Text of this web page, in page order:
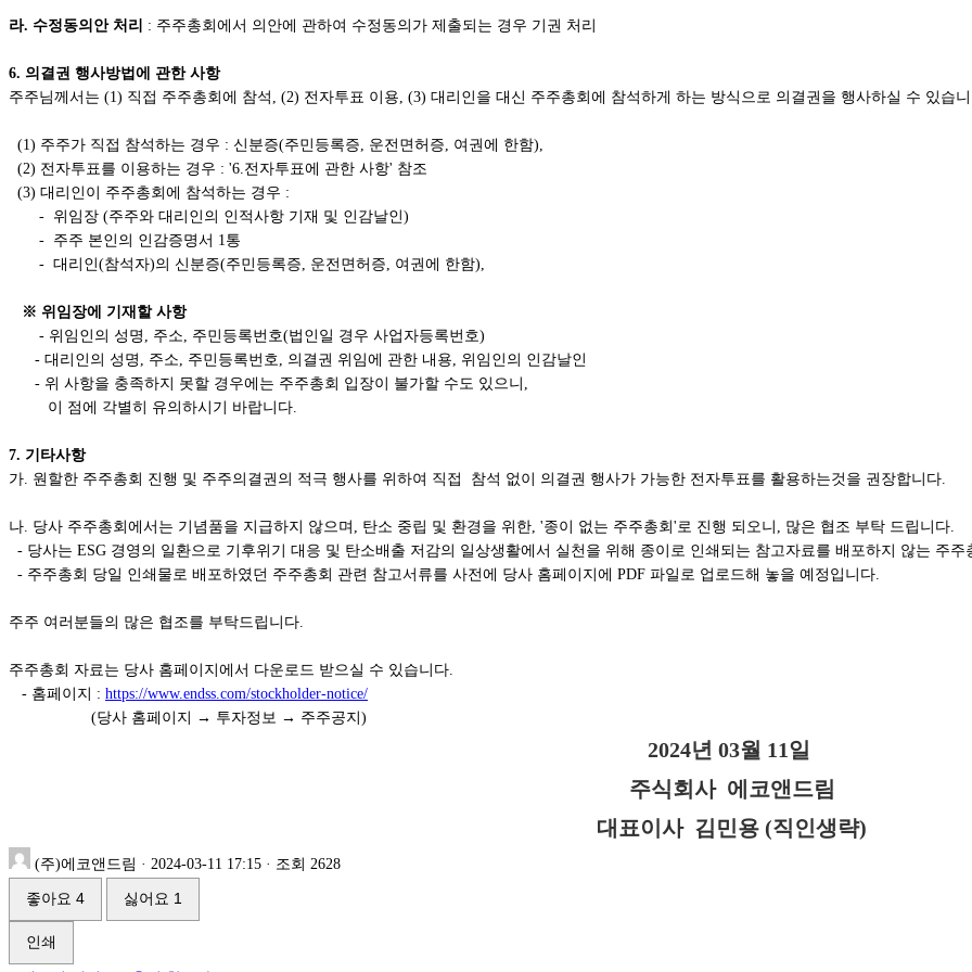
라. 수정동의안 처리 : 주주총회에서 의안에 관하여 수정동의가 제출되는 경우 기권 처리
6. 의결권 행사방법에 관한 사항
주주님께서는 (1) 직접 주주총회에 참석, (2) 전자투표 이용, (3) 대리인을 대신 주주총회에 참석하게 하는 방식으로 의결권을 행사하실 수 있습
(1) 주주가 직접 참석하는 경우 : 신분증(주민등록증, 운전면허증, 여권에 한함),
(2) 전자투표를 이용하는 경우 : '6.전자투표에 관한 사항' 참조
(3) 대리인이 주주총회에 참석하는 경우 :
- 위임장 (주주와 대리인의 인적사항 기재 및 인감날인)
- 주주 본인의 인감증명서 1통
- 대리인(참석자)의 신분증(주민등록증, 운전면허증, 여권에 한함),
※ 위임장에 기재할 사항
- 위임인의 성명, 주소, 주민등록번호(법인일 경우 사업자등록번호)
- 대리인의 성명, 주소, 주민등록번호, 의결권 위임에 관한 내용, 위임인의 인감날인
- 위 사항을 충족하지 못할 경우에는 주주총회 입장이 불가할 수도 있으니,
이 점에 각별히 유의하시기 바랍니다.
7. 기타사항
가. 원할한 주주총회 진행 및 주주의결권의 적극 행사를 위하여 직접 참석 없이 의결권 행사가 가능한 전자투표를 활용하는것을 권장합니다.
나. 당사 주주총회에서는 기념품을 지급하지 않으며, 탄소 중립 및 환경을 위한, '종이 없는 주주총회'로 진행 되오니, 많은 협조 부탁 드립니다.
- 당사는 ESG 경영의 일환으로 기후위기 대응 및 탄소배출 저감의 일상생활에서 실천을 위해 종이로 인쇄되는 참고자료를 배포하지 않는 주
- 주주총회 당일 인쇄물로 배포하였던 주주총회 관련 참고서류를 사전에 당사 홈페이지에 PDF 파일로 업로드해 놓을 예정입니다.
주주 여러분들의 많은 협조를 부탁드립니다.
주주총회 자료는 당사 홈페이지에서 다운로드 받으실 수 있습니다.
- 홈페이지 : https://www.endss.com/stockholder-notice/
(당사 홈페이지 → 투자정보 → 주주공지)
2024년 03월 11일
주식회사 에코앤드림
대표이사 김민용 (직인생략)
(주)에코앤드림 · 2024-03-11 17:15 · 조회 2628
좋아요 4 싫어요 1
인쇄